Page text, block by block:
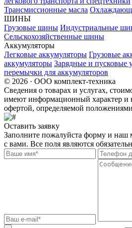
Трансмиссионные масла
ШИНЫ
Грузовые шины Индустриальные
Сельскохозяйственные шины
Аккумуляторы
Легковые аккумуляторы Грузовые
аккумуляторы Зарядные и пусковые
перемычки для аккумуляторов
© 2026 · ООО комплект-техника
Сведения о товарах и услугах,
имеют информационный характер и
офертой, определяемой
Оставить заявку
Заполните пожалуйста форму и наш
с вами. Все поля являются